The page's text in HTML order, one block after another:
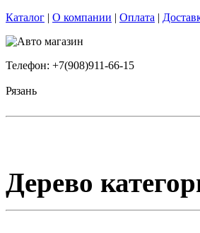
Каталог | О компании | Оплата |
Телефон: +7(908)911-66-15
Рязань
Дерево